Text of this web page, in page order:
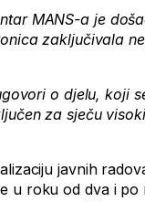
MANS-a je
zaključivala
o djelu, koji
za sječu
javnih
u roku od dva i po